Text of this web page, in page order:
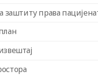
заштиту права